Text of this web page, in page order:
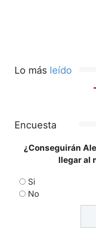
Lo más leído
Encuesta
¿Conseguirán
llegar al
Si
No